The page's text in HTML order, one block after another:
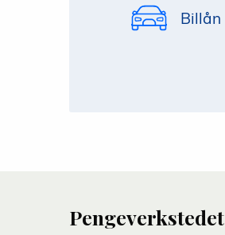
Billån
Pengeverkstedet